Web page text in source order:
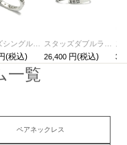
スタッズシングルリングS-シルバー/指輪
26,400
一覧
ペアネックレス